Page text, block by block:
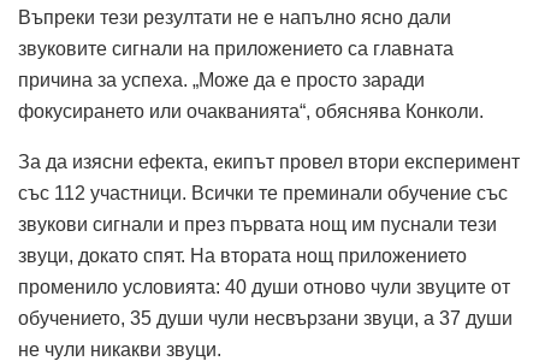
Въпреки тези резултати не е напълно ясно дали
звуковите сигнали на приложението са главната
причина за успеха. „Може да е просто заради
фокусирането или очакванията“, обяснява Конколи.
За да изясни ефекта, екипът провел втори експеримент
със 112 участници. Всички те преминали обучение със
звукови сигнали и през първата нощ им пуснали тези
звуци, докато спят. На втората нощ приложението
променило условията: 40 души отново чули звуците от
обучението, 35 души чули несвързани звуци, а 37 души
не чули никакви звуци.